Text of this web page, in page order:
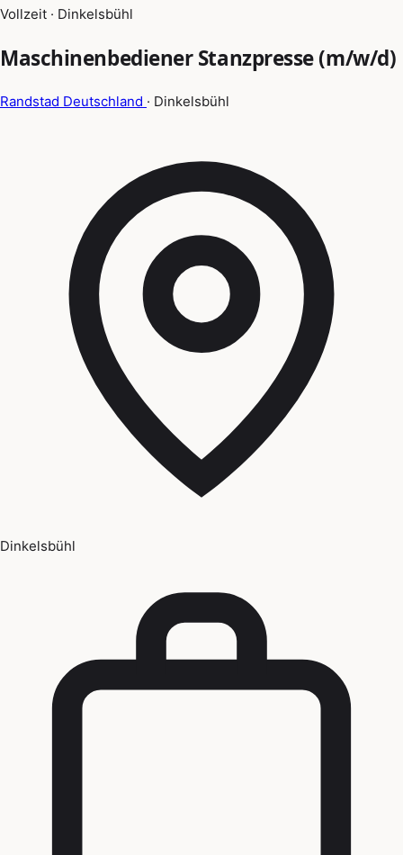
Vollzeit · Dinkelsbühl
Maschinenbediener Stanzpresse (m/w/d)
Randstad Deutschland · Dinkelsbühl
Dinkelsbühl